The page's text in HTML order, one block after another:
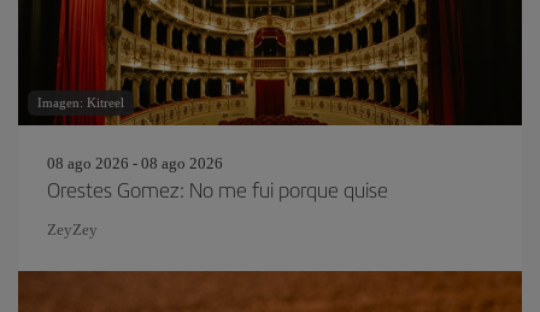
Imagen: Kitreel
08 ago 2026 - 08 ago 2026
Orestes Gomez: No me fui porque quise
ZeyZey